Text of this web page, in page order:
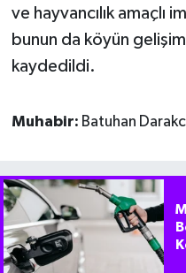
ve hayvancılık amaçlı
bunun da köyün
kaydedildi.
Muhabir: Batuhan